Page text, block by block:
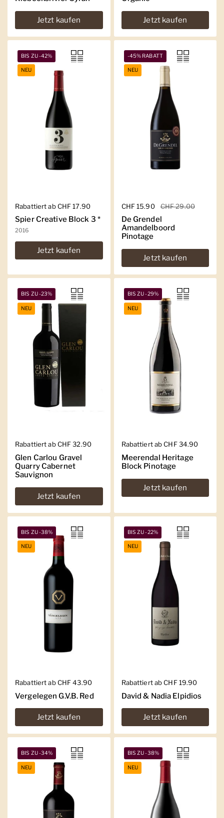
Jetzt kaufen Jetzt kaufen
Regulärer Preis
Rabattiert ab CHF 17.90
Spier Creative Block 3 *
2016
Jetzt kaufen
BIS ZU -42%
NEU
Regulärer Preis
CHF 15.90 Sale-Preis
CHF 29.00
De Grendel
Amandelboord
Pinotage
Jetzt kaufen
-45% RABATT
NEU
Regulärer Preis
Rabattiert ab CHF 32.90
Glen Carlou Gravel
Quarry Cabernet
Sauvignon
Jetzt kaufen
BIS ZU -23%
NEU
Regulärer Preis
Rabattiert ab CHF 34.90
Meerendal Heritage
Block Pinotage
Jetzt kaufen
BIS ZU -29%
NEU
Regulärer Preis
Rabattiert ab CHF 43.90
Vergelegen G.V.B. Red
Jetzt kaufen
BIS ZU -38%
NEU
Regulärer Preis
Rabattiert ab CHF 19.90
David & Nadia Elpidios
Jetzt kaufen
BIS ZU -22%
NEU
BIS ZU -34%
NEU
BIS ZU -38%
NEU